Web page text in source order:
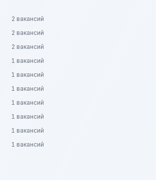
2 вакансий
2 вакансий
2 вакансий
1 вакансий
1 вакансий
1 вакансий
1 вакансий
1 вакансий
1 вакансий
1 вакансий